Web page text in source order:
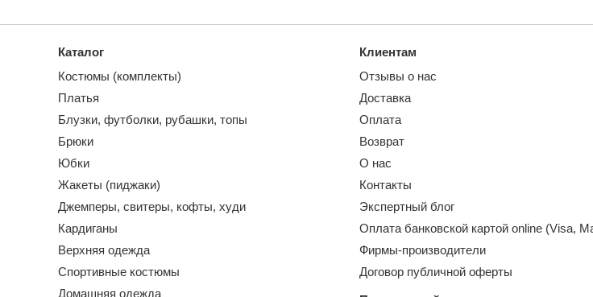
Каталог
Костюмы (комплекты)
Платья
Блузки, футболки, рубашки, топы
Брюки
Юбки
Жакеты (пиджаки)
Джемперы, свитеры, кофты, худи
Кардиганы
Верхняя одежда
Спортивные костюмы
Домашняя одежда
Клиентам
Отзывы о нас
Доставка
Оплата
Возврат
О нас
Контакты
Экспертный блог
Оплата банковской картой online (Visa,
Фирмы-производители
Договор публичной оферты